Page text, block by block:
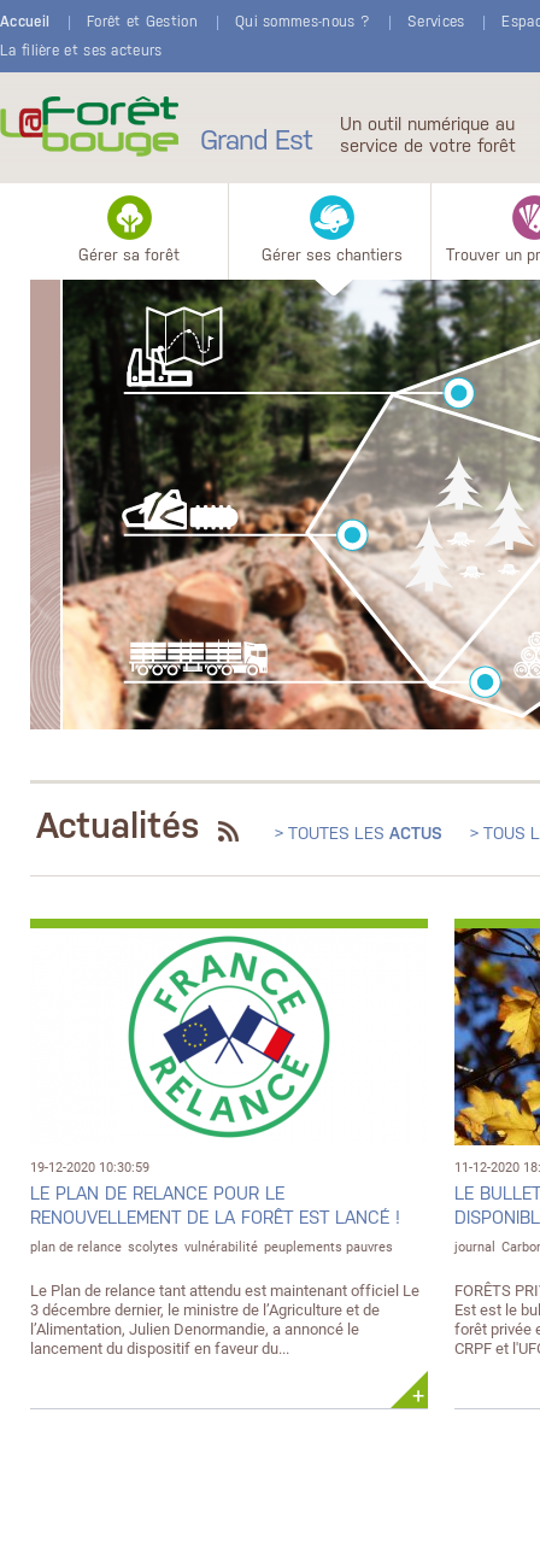
Accueil
Forêt et Gestion Qui sommes-nous ? Services
La filière et ses acteurs
Grand Est
Un outil numérique au
service de votre forêt
Gérer sa forêt Gérer ses chantiers Trouver un
Actualités > TOUTES LES ACTUS > TOUS
19-12-2020 10:30:59
LE PLAN DE RELANCE POUR LE
RENOUVELLEMENT DE LA FORÊT EST LANCÉ !
plan de relance scolytes vulnérabilité peuplements pauvres
Le Plan de relance tant attendu est maintenant officiel Le
3 décembre dernier, le ministre de l’Agriculture et de
l’Alimentation, Julien Denormandie, a annoncé le
lancement du dispositif en faveur du...
+
11-12-2020
LE
journal
FORÊTS
Est est le
forêt privée
CRPF et